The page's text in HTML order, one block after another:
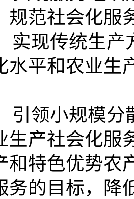
规范社会化服
实现传统生
水平和农业生
引领小规模
生产社会化服
和特色优势农
务的目标，降